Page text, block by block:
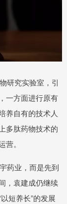
研究实验室，引
一方面进行原有
养自有的技术人
多肽药物技术的
。
药业，而是先到
，袁建成仍继续
短养长”的发展